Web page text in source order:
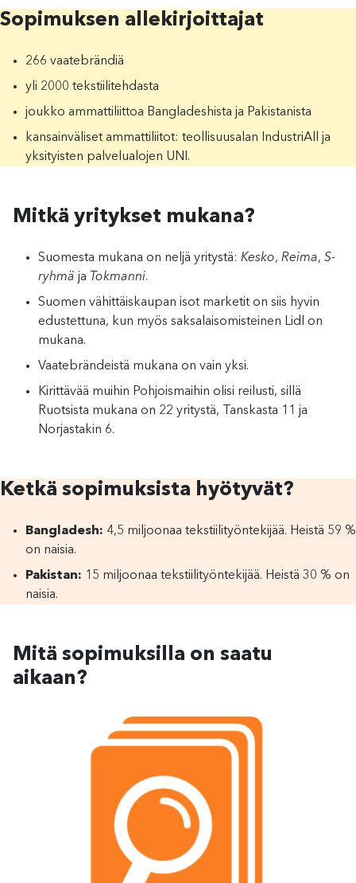
Sopimuksen allekirjoittajat
266 vaatebrändiä
yli 2000 tekstiilitehdasta
joukko ammattiliittoa Bangladeshista ja Pakistanista
kansainväliset ammattiliitot: teollisuusalan IndustriAll ja
yksityisten palvelualojen UNI.
Mitkä yritykset mukana?
Suomesta mukana on neljä yritystä: Kesko, Reima, S-
ryhmä ja Tokmanni.
Suomen vähittäiskaupan isot marketit on siis hyvin
edustettuna, kun myös saksalaisomisteinen Lidl on
mukana.
Vaatebrändeistä mukana on vain yksi.
Kirittävää muihin Pohjoismaihin olisi reilusti, sillä
Ruotsista mukana on 22 yritystä, Tanskasta 11 ja
Norjastakin 6.
Ketkä sopimuksista hyötyvät?
Bangladesh: 4,5 miljoonaa tekstiilityöntekijää. Heistä 59 %
on naisia.
Pakistan: 15 miljoonaa tekstiilityöntekijää. Heistä 30 % on
naisia.
Mitä sopimuksilla on saatu
aikaan?